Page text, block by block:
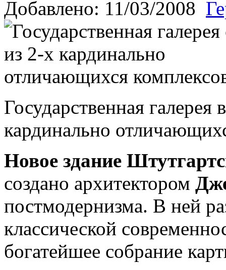
Добавлено: 11/03/2008
Государственная
кардинально
Новое здание
создано архитектором
постмодернизма. В ней
классической
богатейшее собрание